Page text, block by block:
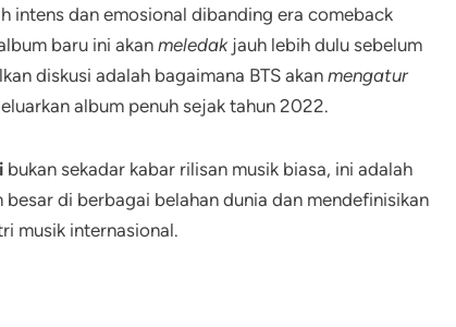
intens dan emosional dibanding era comeback
baru ini akan meledakjauh lebih dulu sebelum
diskusi adalah bagaimana BTS akan mengatur
album penuh sejak tahun 2022.
bukan sekadar kabar rilisan musik biasa, ini adalah
di berbagai belahan dunia dan mendefinisikan
musik internasional.